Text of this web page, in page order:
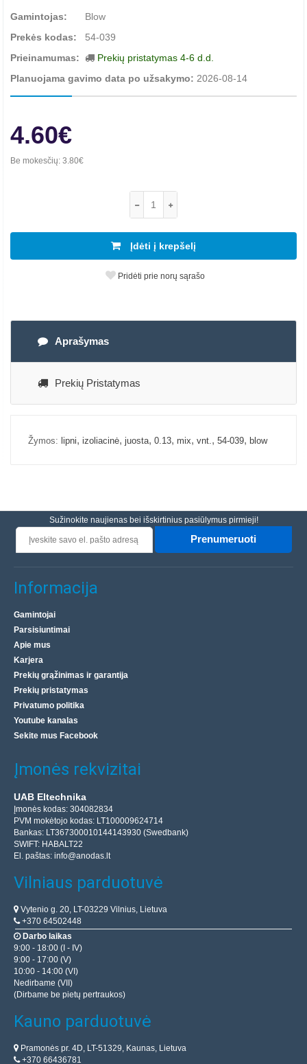
Gamintojas:
Blow
Prekės kodas:
54-039
Prieinamumas:
Prekių pristatymas 4-6 d.d.
Planuojama gavimo data po užsakymo: 2026-08-14
4.60€
Be mokesčių: 3.80€
Įdėti į krepšelį
Pridėti prie norų sąrašo
Aprašymas
Prekių Pristatymas
Žymos: lipni, izoliacinė, juosta, 0.13, mix, vnt., 54-039, blow
Sužinokite naujienas bei išskirtinius pasiūlymus pirmieji!
Prenumeruoti
Informacija
Gamintojai
Parsisiuntimai
Apie mus
Karjera
Prekių grąžinimas ir garantija
Prekių pristatymas
Privatumo politika
Youtube kanalas
Sekite mus Facebook
Įmonės rekvizitai
UAB Eltechnika
Įmonės kodas: 304082834
PVM mokėtojo kodas: LT100009624714
Bankas: LT367300010144143930 (Swedbank)
SWIFT: HABALT22
El. paštas: info@anodas.lt
Vilniaus parduotuvė
Vytenio g. 20, LT-03229 Vilnius, Lietuva
+370 64502448
Darbo laikas
9:00 - 18:00 (I - IV)
9:00 - 17:00 (V)
10:00 - 14:00 (VI)
Nedirbame (VII)
(Dirbame be pietų pertraukos)
Kauno parduotuvė
Pramonės pr. 4D, LT-51329, Kaunas, Lietuva
+370 66436781